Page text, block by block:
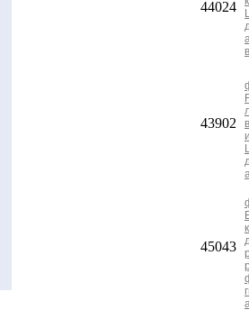
44024
43902
45043